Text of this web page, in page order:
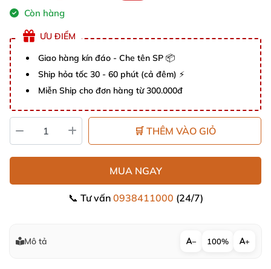
Còn hàng
ƯU ĐIỂM
Giao hàng kín đáo - Che tên SP 📦
Ship hỏa tốc 30 - 60 phút (cả đêm) ⚡
Miễn Ship cho đơn hàng từ 300.000đ
🛒 THÊM VÀO GIỎ
MUA NGAY
📞 Tư vấn 0938411000 (24/7)
Mô tả − 100% +